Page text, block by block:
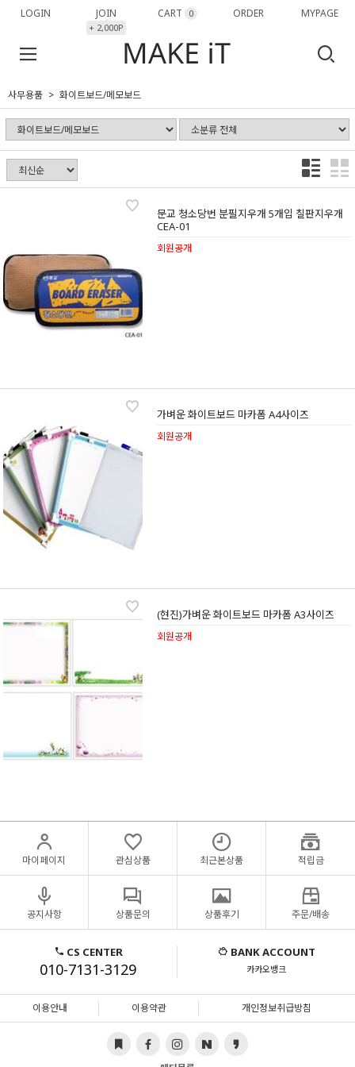
LOGIN JOIN
+ 2,000P
CART 0 ORDER MYPAGE
사무용품 화이트보드/메모보드
문교 청소당번 분필지우개 5개입 칠판지우개
CEA-01
회원공개
가벼운 화이트보드 마카폼 A4사이즈
회원공개
(현진)가벼운 화이트보드 마카폼 A3사이즈
회원공개
마이페이지 관심상품 최근본상품 적립금
공지사항 상품문의 상품후기 주문/배송
CS CENTER
010-7131-3129
BANK ACCOUNT
카카오뱅크
이용안내 이용약관 개인정보취급방침